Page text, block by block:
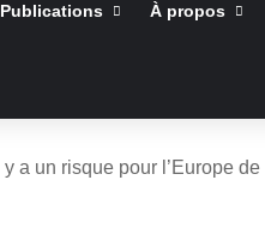
Publications À propos
a un risque pour l’Europe de